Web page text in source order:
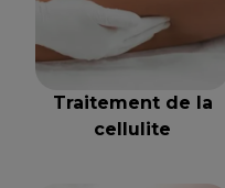
Traitement de la
cellulite